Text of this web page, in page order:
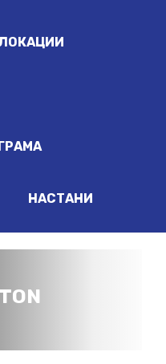
НАСТАНИ